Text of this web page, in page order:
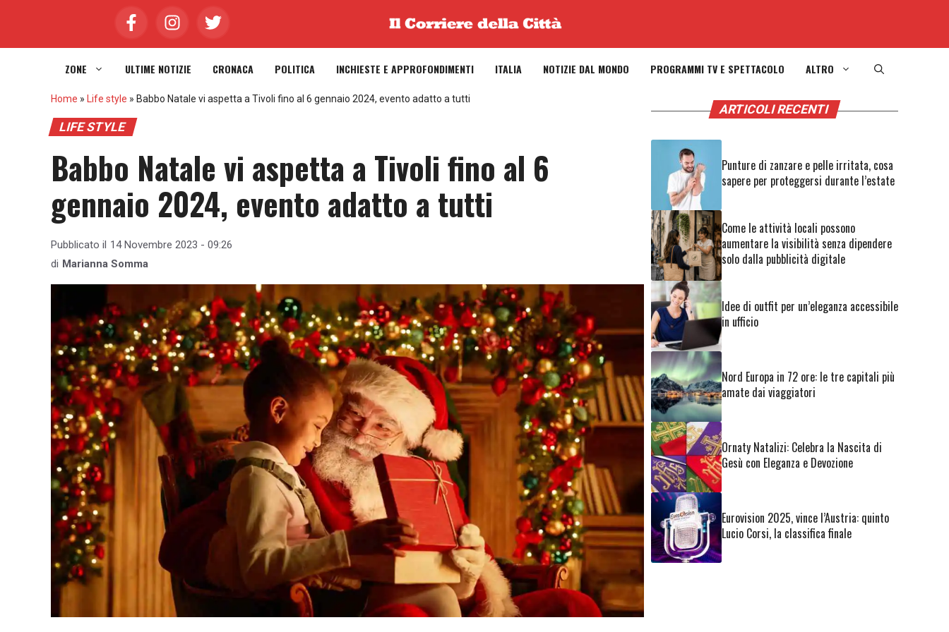
ZONE ULTIME NOTIZIE CRONACA POLITICA INCHIESTE E APPROFONDIMENTI ITALIA NOTIZIE DAL MONDO PROGRAMMI TV E SPETTACOLO ALTRO
Home » Life style » Babbo Natale vi aspetta a Tivoli fino al 6 gennaio 2024, evento adatto a tutti
LIFE STYLE
Babbo Natale vi aspetta a Tivoli fino al 6
gennaio 2024, evento adatto a tutti
Pubblicato il 14 Novembre 2023 - 09:26
di Marianna Somma
ARTICOLI RECENTI
Punture di zanzare e pelle irritata, cosa
sapere per proteggersi durante l’estate
Come le attività locali possono
aumentare la visibilità senza dipendere
solo dalla pubblicità digitale
Idee di outfit per un’eleganza accessibile
in ufficio
Nord Europa in 72 ore: le tre capitali più
amate dai viaggiatori
Ornaty Natalizi: Celebra la Nascita di
Gesù con Eleganza e Devozione
Eurovision 2025, vince l’Austria: quinto
Lucio Corsi, la classifica finale